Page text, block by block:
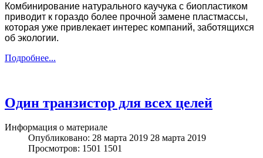
Комбинирование натурального каучука с биопластиком
приводит к гораздо более прочной замене пластмассы,
которая уже привлекает интерес компаний, заботящихся
об экологии.
Подробнее...
Один транзистор для всех целей
Информация о материале
Опубликовано: 28 марта 2019 28 марта 2019
Просмотров: 1501 1501